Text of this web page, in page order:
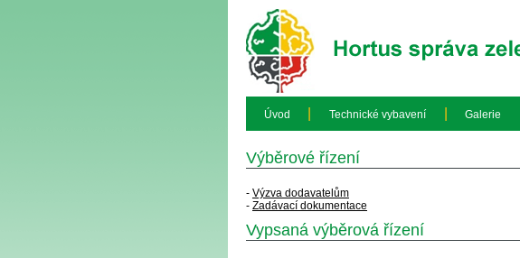
Úvod Technické vybavení Galerie
Výběrové řízení
- Výzva dodavatelům
- Zadávací dokumentace
Vypsaná výběrová řízení